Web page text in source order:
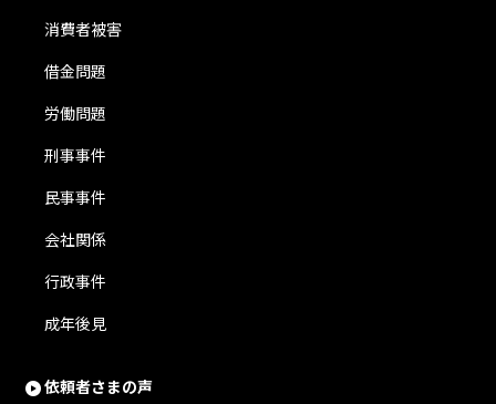
消費者被害
借金問題
労働問題
刑事事件
民事事件
会社関係
行政事件
成年後見
依頼者さまの声